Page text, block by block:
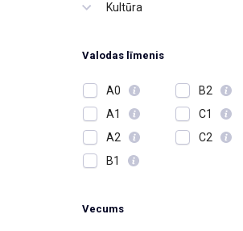
Kultūra
Valodas līmenis
A0
A1
A2
B1
B2
C1
C2
Vecums